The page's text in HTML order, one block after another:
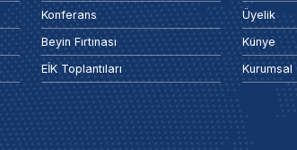
Konferans
Beyin Fırtınası
EİK Toplantıları
Üyelik
Künye
Kurumsal